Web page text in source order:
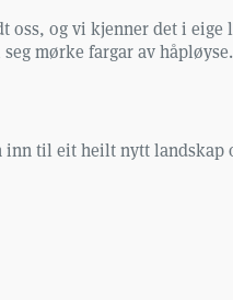
og vi kjenner det i
mørke fargar av håpløyse.
til eit heilt nytt